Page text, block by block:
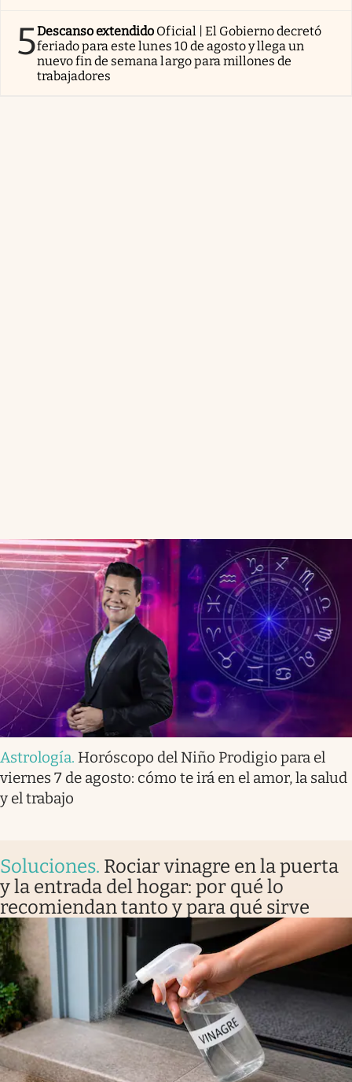
5Descanso extendido Oficial | El Gobierno decretó
feriado para este lunes 10 de agosto y llega un
nuevo fin de semana largo para millones de
trabajadores
Astrología. Horóscopo del Niño Prodigio para el
viernes 7 de agosto: cómo te irá en el amor, la salud
y el trabajo
Soluciones. Rociar vinagre en la puerta
y la entrada del hogar: por qué lo
recomiendan tanto y para qué sirve